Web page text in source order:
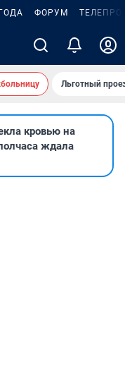
ФОРУМ
Льготный
кровью на
ждала